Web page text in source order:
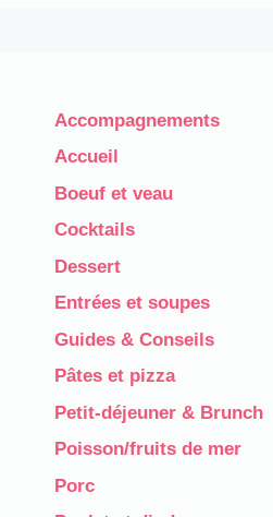
Accompagnements
Accueil
Boeuf et veau
Cocktails
Dessert
Entrées et soupes
Guides & Conseils
Pâtes et pizza
Petit-déjeuner & Brunch
Poisson/fruits de mer
Porc